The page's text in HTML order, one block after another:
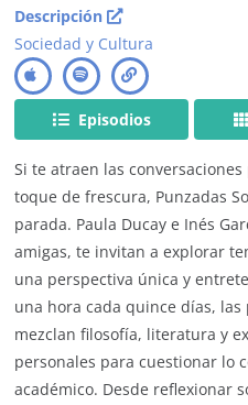
Descripción
Sociedad y Cultura
Episodios
Si te atraen las
toque de frescura, Punzadas
parada. Paula Ducay e Inés
amigas, te invitan a explorar
una perspectiva única y
una hora cada quince días, las
mezclan filosofía, literatura y
personales para cuestionar lo
académico. Desde reflexionar